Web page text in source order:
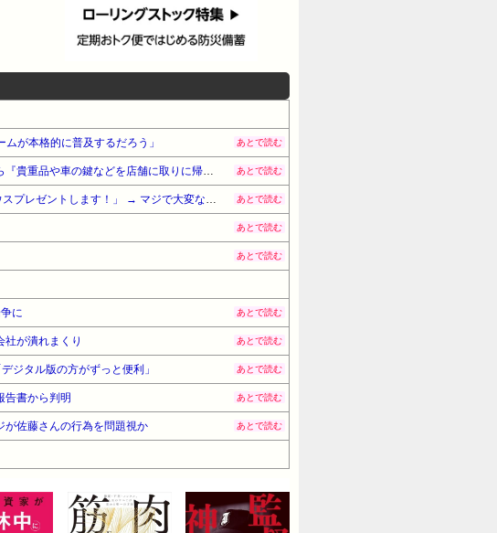
が本格的に普及するだろう」 あとで読む
あとで読む
あとで読む
あとで読む
あとで読む
に あとで読む
社が潰れまくり あとで読む
ジタル版の方がずっと便利」 あとで読む
告書から判明 あとで読む
が佐藤さんの行為を問題視か あとで読む